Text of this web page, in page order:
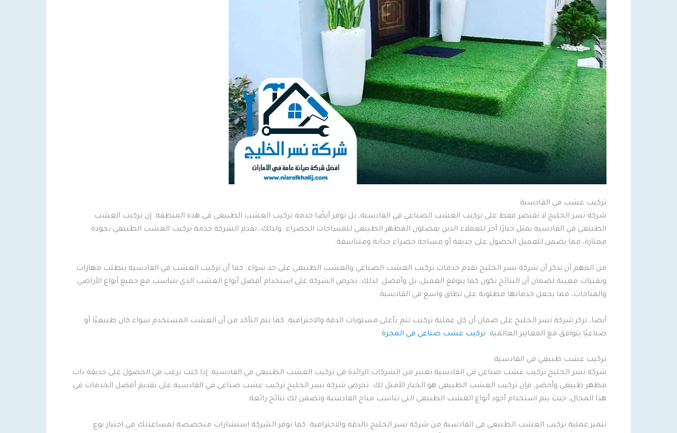
تركيب عشب في القادسية
شركة نسر الخليج لا تقتصر فقط على تركيب العشب الصناعي في القادسية، بل توفر أيضًا خدمة تركيب العشب الطبيعي في هذه المنطقة. إن تركيب العشب
الطبيعي في القادسية يمثل خيارًا آخر للعملاء الذين يفضلون المظهر الطبيعي للمساحات الخضراء. ولذلك، تقدم الشركة خدمة تركيب العشب الطبيعي بجودة
ممتازة، مما يضمن للعميل الحصول على حديقة أو مساحة خضراء جذابة ومتناسقة.
من المهم أن نذكر أن شركة نسر الخليج تقدم خدمات تركيب العشب الصناعي والعشب الطبيعي على حد سواء. كما أن تركيب العشب في القادسية يتطلب مهارات
وتقنيات معينة لضمان أن النتائج تكون كما يتوقع العميل، بل وأفضل. لذلك، تحرص الشركة على استخدام أفضل أنواع العشب الذي يتناسب مع جميع أنواع الأراضي
والمناخات، مما يجعل خدماتها مطلوبة على نطاق واسع في القادسية.
أيضا، تركز شركة نسر الخليج على ضمان أن كل عملية تركيب تتم بأعلى مستويات الدقة والاحترافية. كما يتم التأكد من أن العشب المستخدم سواء كان طبيعيًا أو
صناعيًا يتوافق مع المعايير العالمية. تركيب عشب صناعي في المجرة
تركيب عشب طبيعي في القادسية
شركة نسر الخليج تركيب عشب صناعي في القادسية تعتبر من الشركات الرائدة في تركيب العشب الطبيعي في القادسية. إذا كنت ترغب في الحصول على حديقة ذات
مظهر طبيعي وأخضر، فإن تركيب العشب الطبيعي هو الخيار الأمثل لك. تحرص شركة نسر الخليج تركيب عشب صناعي في القادسية على تقديم أفضل الخدمات في
هذا المجال، حيث يتم استخدام أجود أنواع العشب الطبيعي التي تناسب مناخ القادسية وتضمن لك نتائج رائعة.
تتميز عملية تركيب العشب الطبيعي في القادسية من شركة نسر الخليج بالدقة والاحترافية. كما توفر الشركة استشارات متخصصة لمساعدتك في اختيار نوع